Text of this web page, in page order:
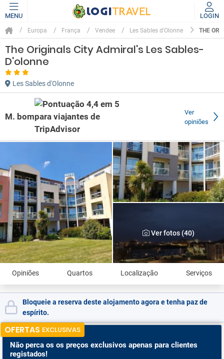
MENU LOGIN
Europa França Vendee Les Sables d'Olonne THE
The Originals City Admiral's Les Sables-
D'olonne
Les Sables d'Olonne
M. bom
Ver
opiniões
Ver fotos (40)
Opiniões Quartos Localização Serviços
Bloqueie a reserva deste alojamento agora e tenha paz de
espírito.
OFERTAS EXCLUSIVAS
Não perca os os preços exclusivos apenas para clientes
registados!